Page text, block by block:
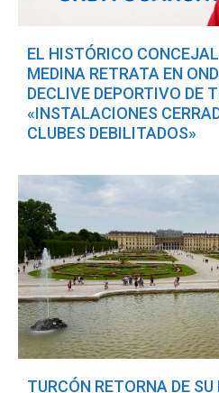
EL HISTÓRICO
MEDINA RETRATA EN
DECLIVE DEPORTIVO DE
«INSTALACIONES
CLUBES DEBILITADOS»
TURCÓN RETORNA DE